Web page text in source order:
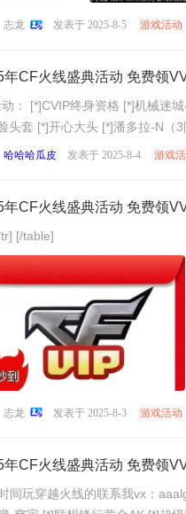
志龙 发表于 2025-8-5 游戏活动
年CF火线盛典活动 免费领
手雷-穹宇 [*]闪光弹-穹宇 [*]粉色烟雾弹-穹宇 [*]联想锋行黄金AK [*]超级背包
头套 [*]开心大头 [*]潘多拉-N（
哈哈哈瓜皮 发表于 2025-8-4 游戏
年CF火线盛典活动 免费领
[/td][/tr] [/table]
志龙 发表于 2025-8-3 游戏活动
年CF火线盛典活动 免费领
系我vx：aaalgvvv CF活动： [*]CVIP终身资格 [*]机械迷城-穹宇（全新VVIP武器免费领） [*]灵·天神-穹宇 [*]灵·麒麟刺-穹宇 [*]高爆手雷-穹宇